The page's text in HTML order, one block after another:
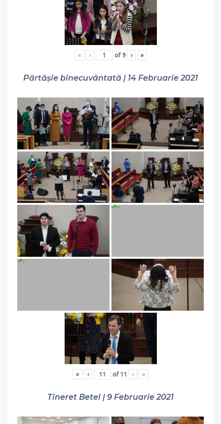
« ‹ of 9 › »
Părtășie binecuvântată | 14 Februarie 2021
« ‹ of 11 › »
Tineret Betel | 9 Februarie 2021